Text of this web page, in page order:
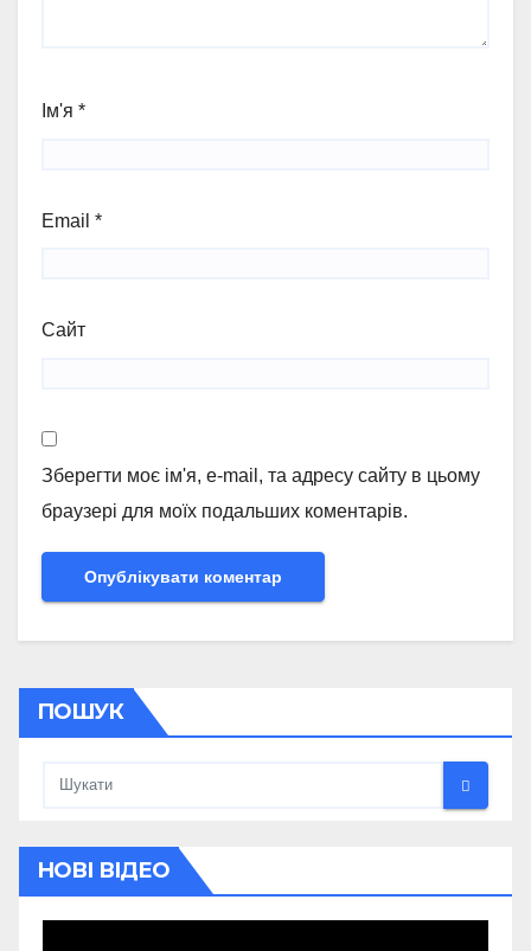
Ім'я *
Email *
Сайт
Зберегти моє ім'я, e-mail, та адресу сайту в цьому
браузері для моїх подальших коментарів.
ПОШУК
НОВІ ВІДЕО